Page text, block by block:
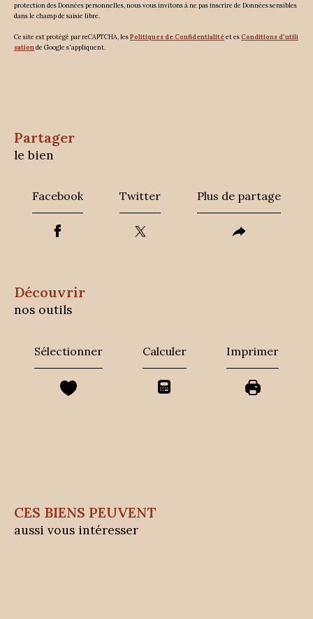
protection des Données personnelles, nous vous invitons à ne pas inscrire de Données sensibles
dans le champ de saisie libre.
Ce site est protégé par reCAPTCHA, lesPolitiques de Confidentialitéet esConditions d'utili
sation de Google s'appliquent.
partager
le bien
Facebook Twitter Plus de partage
découvrir
nos outils
Sélectionner Calculer Imprimer
CES BIENS PEUVENT
aussi vous intéresser